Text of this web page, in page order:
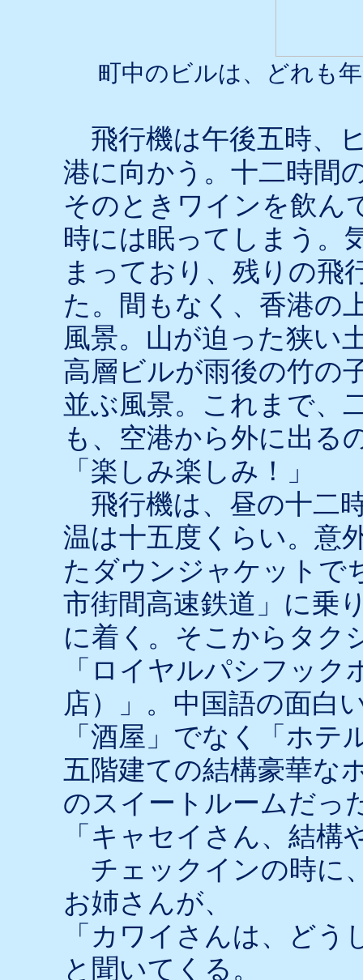
町中のビルは、どれも
飛行機は午後五時、
港に向かう。十二時間
そのときワインを飲ん
時には眠ってしまう。
まっており、残りの飛
た。間もなく、香港の
風景。山が迫った狭い
高層ビルが雨後の竹の
並ぶ風景。これまで、
も、空港から外に出る
「楽しみ楽しみ！」
飛行機は、昼の十二
温は十五度くらい。意
たダウンジャケットで
市街間高速鉄道」に乗
に着く。そこからタク
「ロイヤルパシフッ
店）」。中国語の面白
「酒屋」でなく「ホ
五階建ての結構豪華な
のスイートルームだっ
「キャセイさん、結構
チェックインの時に
お姉さんが、
「カワイさんは、ど
と聞いてくる。